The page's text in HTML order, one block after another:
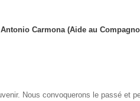
Carmona (Aide au
Nous convoquerons le passé et